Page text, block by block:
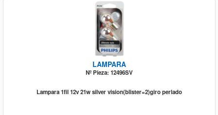
LAMPARA
Nº Pieza: 12496SV
Lampara 1fil 12v 21w silver vision(blister=2)giro perlado